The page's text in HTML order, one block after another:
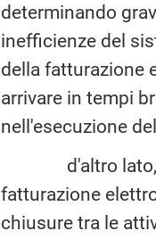
determinando
inefficienze del
della fatturazione
arrivare in tempi
nell'esecuzione
d'altro lato,
fatturazione
chiusure tra le